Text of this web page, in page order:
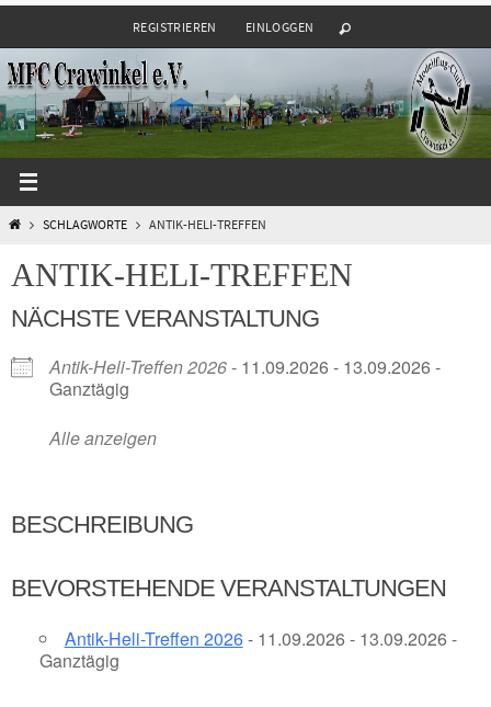
Inhalt
springen
REGISTRIEREN EINLOGGEN
STARTSCHLAGWORTE ANTIK-HELI-TREFFEN
ANTIK-HELI-TREFFEN
NÄCHSTE VERANSTALTUNG
Antik-Heli-Treffen 2026- 11.09.2026 - 13.09.2026 -
Ganztägig
Alle anzeigen
BESCHREIBUNG
BEVORSTEHENDE VERANSTALTUNGEN
Antik-Heli-Treffen 2026- 11.09.2026 - 13.09.2026 -
Ganztägig